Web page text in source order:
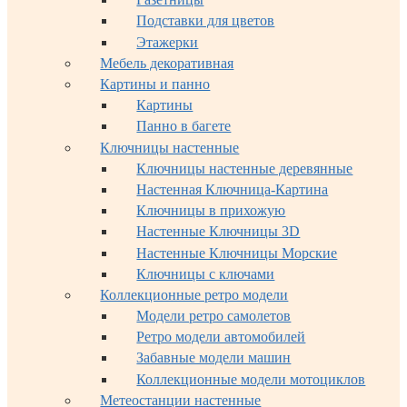
Подставки для цветов
Этажерки
Мебель декоративная
Картины и панно
Картины
Панно в багете
Ключницы настенные
Ключницы настенные деревянные
Настенная Ключница-Картина
Ключницы в прихожую
Настенные Ключницы 3D
Настенные Ключницы Морские
Ключницы с ключами
Коллекционные ретро модели
Модели ретро самолетов
Ретро модели автомобилей
Забавные модели машин
Коллекционные модели мотоциклов
Метеостанции настенные